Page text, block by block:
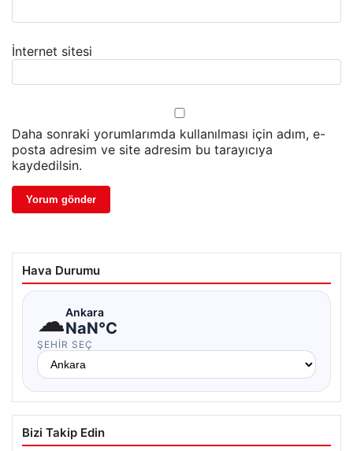
İnternet sitesi
Daha sonraki yorumlarımda kullanılması için adım, e-
posta adresim ve site adresim bu tarayıcıya
kaydedilsin.
Hava Durumu
☁Ankara
NaN°C
ŞEHIR SEÇ
Bizi Takip Edin